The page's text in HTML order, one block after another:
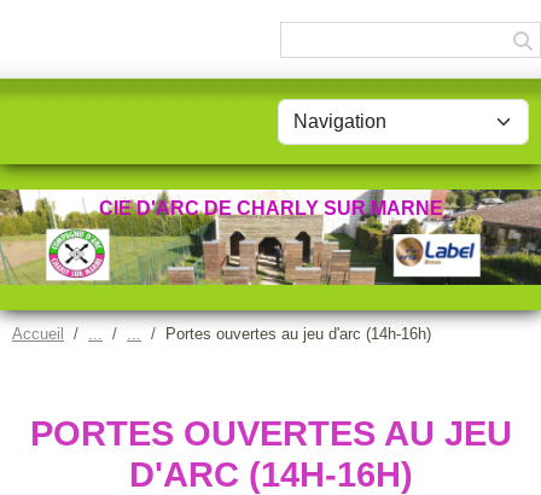
CIE D'ARC DE CHARLY SUR MARNE
Accueil Portes ouvertes au jeu d'arc (14h-16h)
PORTES OUVERTES AU JEU
D'ARC (14H-16H)